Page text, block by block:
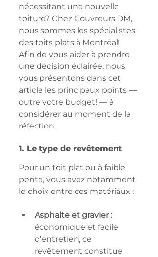
nécessitant une nouvelle
toiture? Chez Couvreurs DM,
nous sommes les spécialistes
des toits plats à Montréal!
Afin de vous aider à prendre
une décision éclairée, nous
vous présentons dans cet
article les principaux points —
outre votre budget! — à
considérer au moment de la
réfection.
1. Le type de revêtement
Pour un toit plat ou à faible
pente, vous avez notamment
le choix entre ces matériaux :
Asphalte et gravier :
économique et facile
d’entretien, ce
revêtement constitue